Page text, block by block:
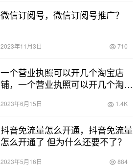
微信订阅号，微信订阅号推广？
2023年11月3日 710
一个营业执照可以开几个淘宝店
铺，一个营业执照可以开几个淘宝
2023年6月15日 1.4K
抖音免流量怎么开通，抖音免流量
怎么开通了 但为什么还要不了？
2023年5月16日 884